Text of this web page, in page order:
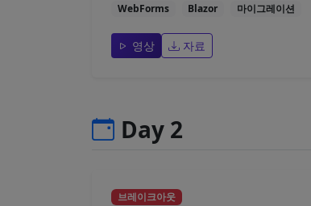
WebForms Blazor 마이그레이션
영상 자료
Day 2
브레이크아웃